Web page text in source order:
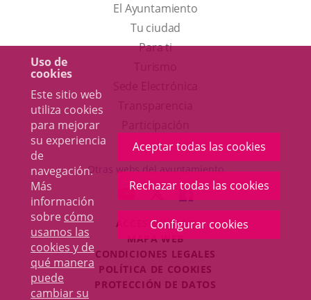
Uso de
cookies
Este sitio web
utiliza cookies
para mejorar
su experiencia
de
navegación.
Más
información
sobre cómo
usamos las
cookies y de
qué manera
puede
cambiar su
Aceptar todas las cookies
Rechazar todas las cookies
Configurar cookies
El Ayuntamiento
Tu ciudad
Para ti
en
una
ventana
nueva.
aplicación
externa.
Otras webs del ayuntamiento
ENLACE
A
UNA
APLICACIÓN
EXTERNA.
ENLACE
A
UNA
APLICACIÓN
EXTERNA.
ENLACE
A
UNA
EXTERNA.
ACCESIBILIDAD
MAPA WEB
CONDICIONES LEGALES
POLÍTICA DE COOKIES
PROTECCIÓN DE DATOS